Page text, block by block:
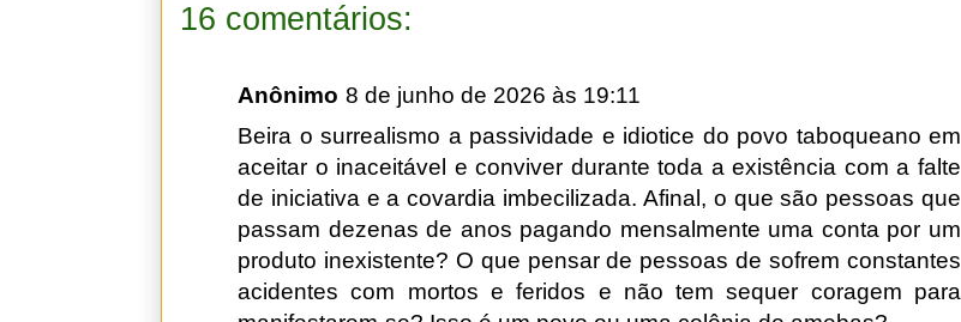
16 comentários:
Anônimo 8 de junho de 2026 às 19:11
Beira o surrealismo a passividade e idiotice do povo taboqueano em
aceitar o inaceitável e conviver durante toda a existência com a falte
de iniciativa e a covardia imbecilizada. Afinal, o que são pessoas que
passam dezenas de anos pagando mensalmente uma conta por um
produto inexistente? O que pensar de pessoas de sofrem constantes
acidentes com mortos e feridos e não tem sequer coragem para